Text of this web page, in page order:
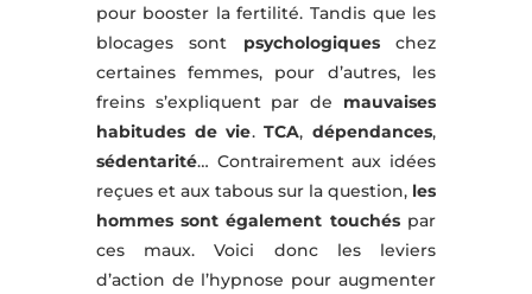
pour booster la fertilité. Tandis que les
blocages sont psychologiqueschez
certaines femmes, pour d’autres, les
freins s’expliquent par de mauvaises
habitudes de vie.TCA,dépendances,
sédentarité… Contrairement aux idées
reçues et aux tabous sur la question, les
hommes sont également touchéspar
ces maux. Voici donc les leviers
d’action de l’hypnose pour augmenter